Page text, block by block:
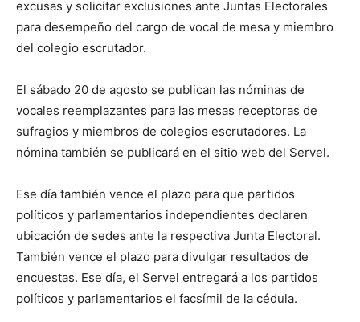
excusas y solicitar exclusiones ante Juntas Electorales
para desempeño del cargo de vocal de mesa y miembro
del colegio escrutador.
El sábado 20 de agosto se publican las nóminas de
vocales reemplazantes para las mesas receptoras de
sufragios y miembros de colegios escrutadores. La
nómina también se publicará en el sitio web del Servel.
Ese día también vence el plazo para que partidos
políticos y parlamentarios independientes declaren
ubicación de sedes ante la respectiva Junta Electoral.
También vence el plazo para divulgar resultados de
encuestas. Ese día, el Servel entregará a los partidos
políticos y parlamentarios el facsímil de la cédula.